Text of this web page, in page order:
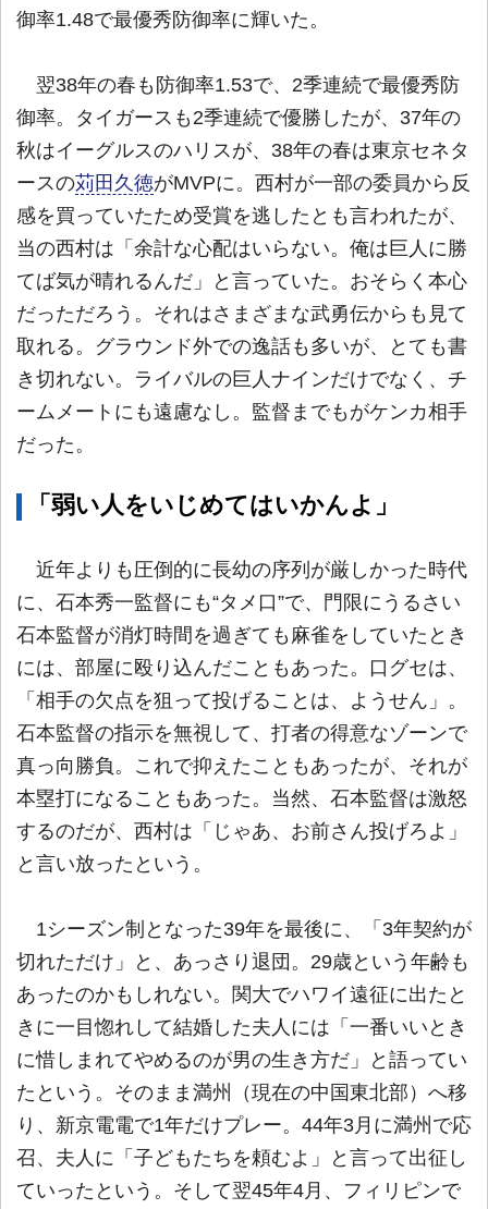
御率1.48で最優秀防御率に輝いた。
翌38年の春も防御率1.53で、2季連続で最優秀防
御率。タイガースも2季連続で優勝したが、37年の
秋はイーグルスのハリスが、38年の春は東京セネタ
ースの苅田久徳がMVPに。西村が一部の委員から反
感を買っていたため受賞を逃したとも言われたが、
当の西村は「余計な心配はいらない。俺は巨人に勝
てば気が晴れるんだ」と言っていた。おそらく本心
だっただろう。それはさまざまな武勇伝からも見て
取れる。グラウンド外での逸話も多いが、とても書
き切れない。ライバルの巨人ナインだけでなく、チ
ームメートにも遠慮なし。監督までもがケンカ相手
だった。
「弱い人をいじめてはいかんよ」
近年よりも圧倒的に長幼の序列が厳しかった時代
に、石本秀一監督にも“タメ口”で、門限にうるさい
石本監督が消灯時間を過ぎても麻雀をしていたとき
には、部屋に殴り込んだこともあった。口グセは、
「相手の欠点を狙って投げることは、ようせん」。
石本監督の指示を無視して、打者の得意なゾーンで
真っ向勝負。これで抑えたこともあったが、それが
本塁打になることもあった。当然、石本監督は激怒
するのだが、西村は「じゃあ、お前さん投げろよ」
と言い放ったという。
1シーズン制となった39年を最後に、「3年契約が
切れただけ」と、あっさり退団。29歳という年齢も
あったのかもしれない。関大でハワイ遠征に出たと
きに一目惚れして結婚した夫人には「一番いいとき
に惜しまれてやめるのが男の生き方だ」と語ってい
たという。そのまま満州（現在の中国東北部）へ移
り、新京電電で1年だけプレー。44年3月に満州で応
召、夫人に「子どもたちを頼むよ」と言って出征し
ていったという。そして翌45年4月、フィリピンで